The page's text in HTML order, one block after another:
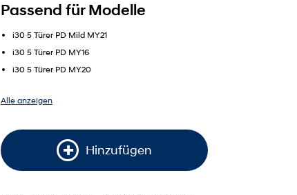
Passend für Modelle
i30 5 Türer PD Mild MY21
i30 5 Türer PD MY16
i30 5 Türer PD MY20
Alle anzeigen
Hinzufügen